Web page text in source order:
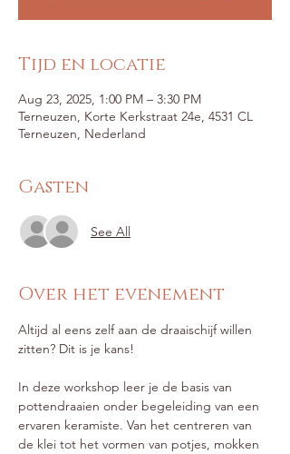
Tijd en locatie
Aug 23, 2025, 1:00 PM – 3:30 PM
Terneuzen, Korte Kerkstraat 24e, 4531 CL
Terneuzen, Nederland
Gasten
See All
Over het evenement
Altijd al eens zelf aan de draaischijf willen
zitten? Dit is je kans!
In deze workshop leer je de basis van
pottendraaien onder begeleiding van een
ervaren keramiste. Van het centreren van
de klei tot het vormen van potjes, mokken